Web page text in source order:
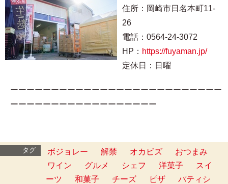
住所：岡崎市日名本町11-
26
電話：0564-24-3072
HP： https://fuyaman.jp/
定休日：日曜
ーーーーーーーーーーーーーーーーーーーーーーーーーー
ーーーーーーーーーーーーーーーーーー
タグ ボジョレー 解禁 オカビズ
おつまみ
ワイン
グルメ シェフ 洋菓子
スイ
ーツ
和菓子 チーズ ピザ
パティシ